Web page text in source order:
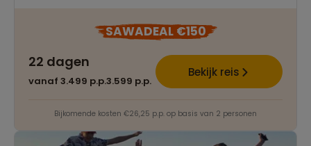
SAWADEAL €150
22 dagen
vanaf 3.499 p.p.3.599 p.p.
Bekijk reis
Bijkomende kosten €26,25 p.p. op basis van 2 personen